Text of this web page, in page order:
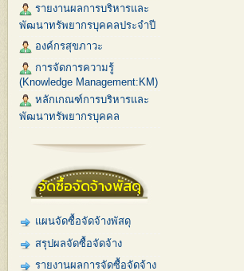
รายงานผลการบริหารและ
พัฒนาทรัพยากรบุคคลประจำปี
องค์กรสุขภาวะ
การจัดการความรู้
(Knowledge Management:KM)
หลักเกณฑ์การบริหารและ
พัฒนาทรัพยากรบุคคล
จัดซื้อจัดจ้างพัสดุ
แผนจัดซื้อจัดจ้างพัสดุ
สรุปผลจัดซื้อจัดจ้าง
รายงานผลการจัดซื้อจัดจ้าง